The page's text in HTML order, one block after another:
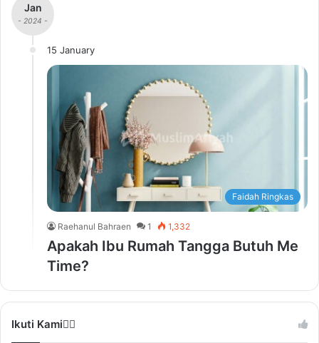
Jan
- 2024 -
15 January
Faidah Ringkas
Raehanul Bahraen 1 1,332
Apakah Ibu Rumah Tangga Butuh Me
Time?
Ikuti Kami❤️‍🔥